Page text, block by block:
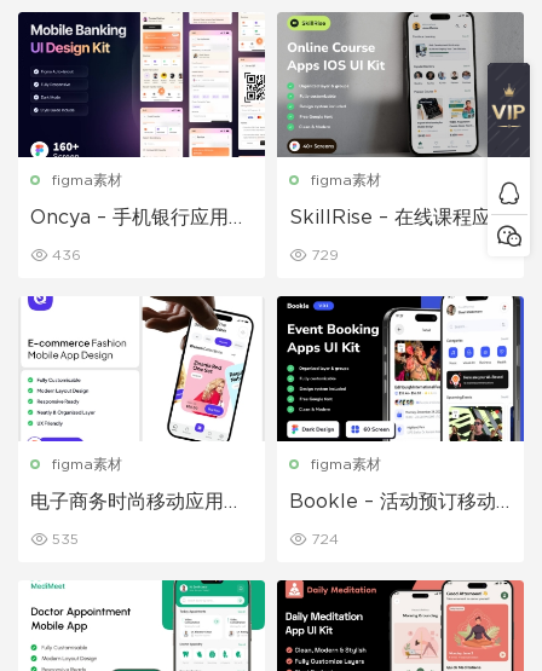
figma素材
Oncya – 手机银行应用程
436
figma素材
SkillRise – 在线课程应用
729
figma素材
电子商务时尚移动应用程
535
figma素材
Bookle – 活动预订移动
724